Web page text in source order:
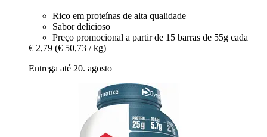
Rico em proteínas de alta qualidade
Sabor delicioso
Preço promocional a partir de 15 barras de 55g cada
€ 2,79 (€ 50,73 / kg)
Entrega até 20. agosto